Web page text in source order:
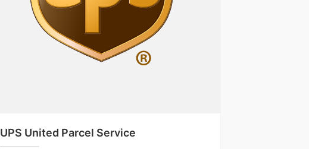
UPS United Parcel Service